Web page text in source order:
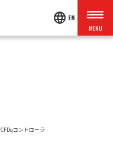
language EN
CFDqコントローラ